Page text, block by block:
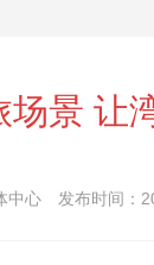
场景 让
中心 发布时间：